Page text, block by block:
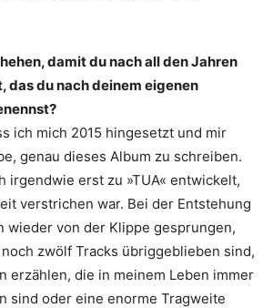
damit du nach all den Jahren
das du nach deinem eigenen
ich mich 2015 hingesetzt und mir
genau dieses Album zu schreiben.
irgendwie erst zu »TUA« entwickelt,
verstrichen war. Bei der Entstehung
wieder von der Klippe gesprungen,
zwölf Tracks übriggeblieben sind,
erzählen, die in meinem Leben immer
sind oder eine enorme Tragweite